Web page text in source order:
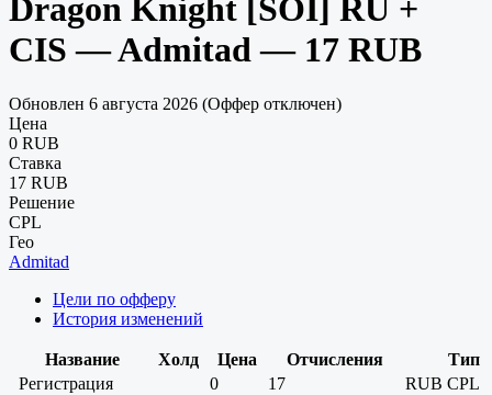
Dragon Knight [SOI] RU +
CIS — Admitad — 17 RUB
Обновлен 6 августа 2026 (Оффер отключен)
Цена
0 RUB
Ставка
17 RUB
Решение
CPL
Гео
Admitad
Цели по офферу
История изменений
Название Холд Цена Отчисления
Тип
Регистрация
0 17 RUB CPL